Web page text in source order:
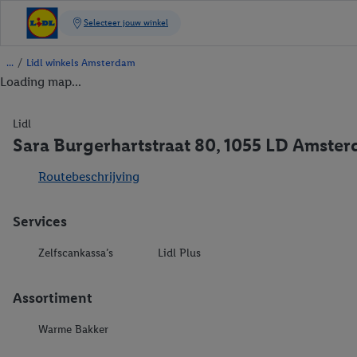
/ Lidl winkels Amsterdam
Loading map...
Lidl
Sara Burgerhartstraat 80, 1055 LD
Routebeschrijving
Services
Zelfscankassa’s Lidl Plus
Assortiment
Warme Bakker